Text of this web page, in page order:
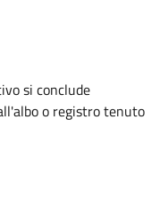
si conclude
o registro tenuto